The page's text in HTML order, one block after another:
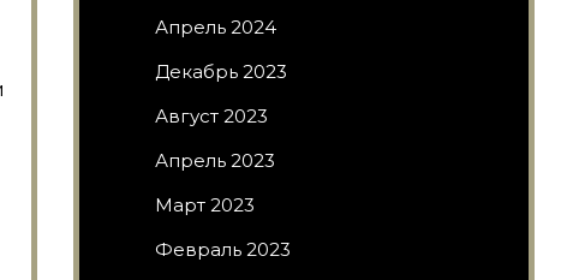
Апрель 2024
Декабрь 2023
Август 2023
Апрель 2023
Март 2023
Февраль 2023